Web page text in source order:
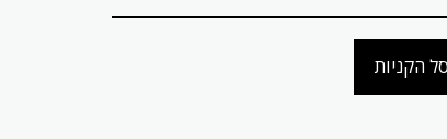
הקניות